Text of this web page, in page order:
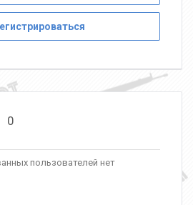
0
пользователей нет